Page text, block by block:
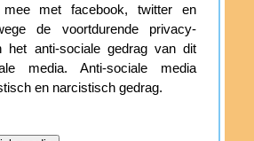
met facebook, twitter en
de voortdurende privacy-
het anti-sociale gedrag van dit
media. Anti-sociale media
en narcistisch gedrag.